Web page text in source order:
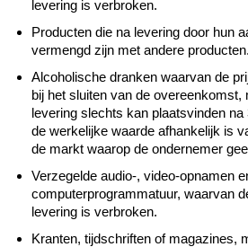
levering is verbroken.
Producten die na levering door hun
vermengd zijn met andere producten.
Alcoholische dranken waarvan de
bij het sluiten van de overeenkomst,
levering slechts kan plaatsvinden
de werkelijke waarde afhankelijk is
de markt waarop de ondernemer
Verzegelde audio-, video-opnamen
computerprogrammatuur, waarvan
levering is verbroken.
Kranten, tijdschriften of magazines,